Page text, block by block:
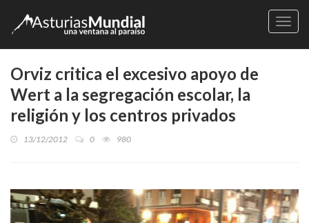
Orviz critica el excesivo apoyo de
Wert a la segregación escolar, la
religión y los centros privados
13/12/2012 0 980